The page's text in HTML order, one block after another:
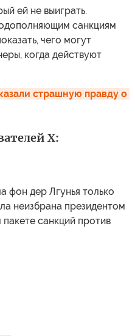
ей не выиграть.
санкциям
чего могут
когда действуют
страшную правду о
X:
фон дер Лгунья только
неизбрана президентом
санкций против